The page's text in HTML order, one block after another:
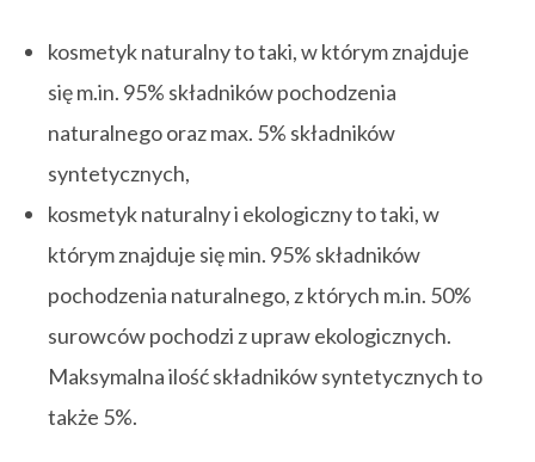
kosmetyk naturalny to taki, w którym znajduje
się m.in. 95% składników pochodzenia
naturalnego oraz max. 5% składników
syntetycznych,
kosmetyk naturalny i ekologiczny to taki, w
którym znajduje się min. 95% składników
pochodzenia naturalnego, z których m.in. 50%
surowców pochodzi z upraw ekologicznych.
Maksymalna ilość składników syntetycznych to
także 5%.